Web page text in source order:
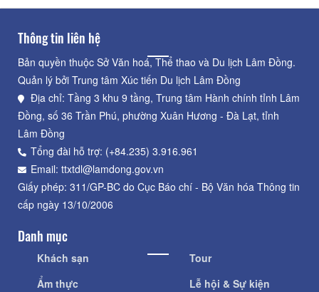
Thông tin liên hệ
Bản quyền thuộc Sở Văn hoá, Thể thao và Du lịch Lâm Đồng.
Quản lý bởi Trung tâm Xúc tiến Du lịch Lâm Đồng
Địa chỉ: Tầng 3 khu 9 tầng, Trung tâm Hành chính tỉnh Lâm
Đồng, số 36 Trần Phú, phường Xuân Hương - Đà Lạt, tỉnh
Lâm Đồng
Tổng đài hỗ trợ: (+84.235) 3.916.961
Email: ttxtdl@lamdong.gov.vn
Giấy phép: 311/GP-BC do Cục Báo chí - Bộ Văn hóa Thông tin
cấp ngày 13/10/2006
Danh mục
Khách sạn
Ẩm thực
Tour
Lễ hội & Sự kiện